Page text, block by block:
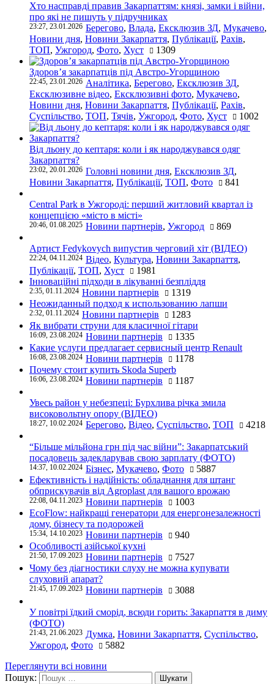
Хто насправді правив Закарпаттям: князі, замки і війни,
про які не пишуть у підручниках
23:27, 23.01.2026 Берегово, Влада, Ексклюзив ЗД, Мукачево,
Новини дня, Новини Закарпаття, Публікації, Рахів,
ТОП, Ужгород, Фото, Хуст 1309
Здоров’я закарпатців під Австро-Угорщиною
22:45, 23.01.2026 Аналітика, Берегово, Ексклюзив ЗД,
Ексклюзивне відео, Ексклюзивні фото, Мукачево,
Новини дня, Новини Закарпаття, Публікації, Рахів,
Суспільство, ТОП, Тячів, Ужгород, Фото, Хуст 1002
Від льону до кептаря: коли і як народжувався одяг
Закарпаття?
23:02, 20.01.2026 Головні новини дня, Ексклюзив ЗД,
Новини Закарпаття, Публікації, ТОП, Фото 841
Central Park в Ужгороді: перший житловий квартал із
концепцією «місто в місті»
20:46, 01.08.2025 Новини партнерів, Ужгород 869
Артист Fedykovych випустив черговий хіт (ВІДЕО)
22:24, 04.11.2024 Відео, Культура, Новини Закарпаття,
Публікації, ТОП, Хуст
1981
Інноваційні підходи в лікуванні безпліддя
2:35, 01.11.2024 Новини партнерів
1319
Неожиданный подход к использованию лапши
2:32, 01.11.2024 Новини партнерів
1283
Як вибрати струни для класичної гітари
16:09, 23.08.2024 Новини партнерів
1335
Какие услуги предлагает сервисный центр Renault
16:08, 23.08.2024 Новини партнерів
1178
Почему стоит купить Skoda Superb
16:06, 23.08.2024 Новини партнерів 1187
Увесь район у небезпеці: Бурхлива річка змила
високовольтну опору (ВІДЕО)
18:27, 10.02.2024 Берегово, Відео, Суспільство, ТОП 4218
“Більше мільйона грн під час війни”: Закарпатський
посадовець задекларував свою зарплату (ФОТО)
14:37, 10.02.2024 Бізнес, Мукачево, Фото
5887
Ефективність і надійність: обладнання для штанг
обприскувачів від Agroplast для вашого врожаю
22:08, 04.11.2023 Новини партнерів
1003
EcoFlow: найкращі генератори для енергонезалежності
дому, бізнесу та подорожей
15:34, 14.10.2023 Новини партнерів
940
Особливості азійської кухні
21:50, 17.09.2023 Новини партнерів
7527
Чому без діагностики слуху не можна купувати
слуховий апарат?
21:45, 17.09.2023 Новини партнерів 3088
У повітрі їдкий сморід, всюди горить: Закарпаття в диму
(ФОТО)
21:43, 21.06.2023 Думка, Новини Закарпаття, Суспільство,
Ужгород, Фото
5882
Переглянути всі новини
Пошук: